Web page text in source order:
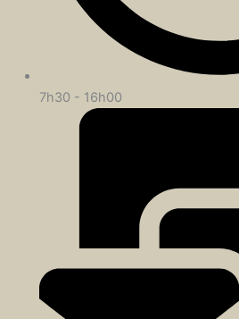
7h30 - 16h00